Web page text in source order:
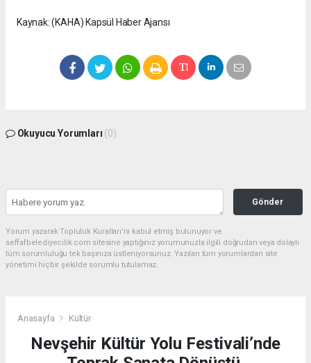
Kaynak: (KAHA) Kapsül Haber Ajansı
Okuyucu Yorumları (0)
Gönder
Yorum yazarak Topluluk Kuralları’nı kabul etmiş bulunuyor ve
seffafbelediyecilik.com sitesine yaptığınız yorumunuzla ilgili doğrudan veya dolaylı
tüm sorumluluğu tek başınıza üstleniyorsunuz. Yazılan tüm yorumlardan site
yönetimi hiçbir şekilde sorumlu tutulamaz.
Anasayfa Kültür
Nevşehir Kültür Yolu Festivali’nde